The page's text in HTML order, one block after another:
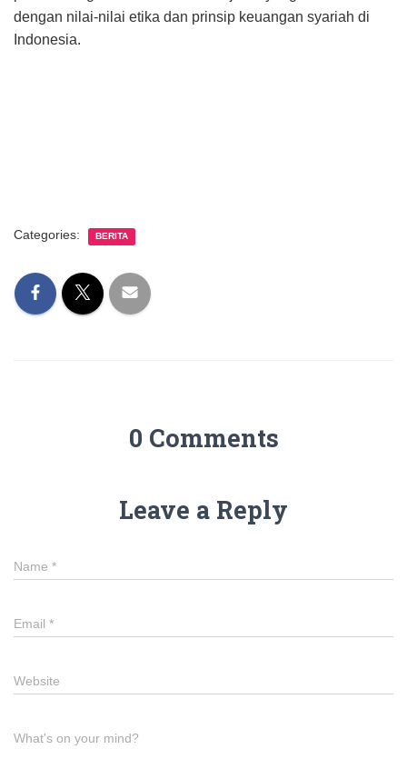
dengan nilai-nilai etika dan prinsip keuangan syariah di
Indonesia.
Categories: BERITA
0 Comments
Leave a Reply
Name *
Email *
Website
What's on your mind?